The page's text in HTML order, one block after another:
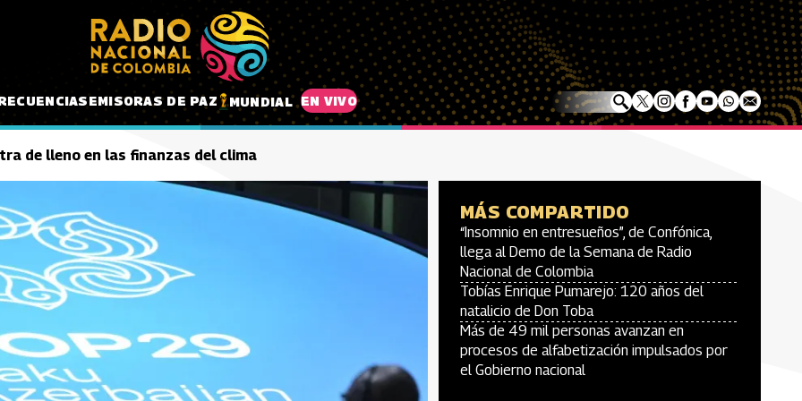
EMISORAS DE PAZ MUNDIAL EN VIVO
de lleno en las finanzas del clima
MÁS COMPARTIDO
“Insomnio en entresueños”, de Confónica,
llega al Demo de la Semana de Radio
Nacional de Colombia
Tobías Enrique Pumarejo: 120 años del
natalicio de Don Toba
Más de 49 mil personas avanzan en
procesos de alfabetización impulsados por
el Gobierno nacional